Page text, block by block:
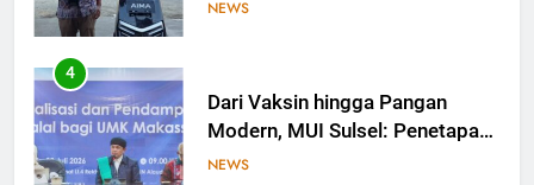
NEWS
4
Dari Vaksin hingga Pangan
Modern, MUI Sulsel: Penetapan
Halal Butuh Dalil dan Sains
NEWS